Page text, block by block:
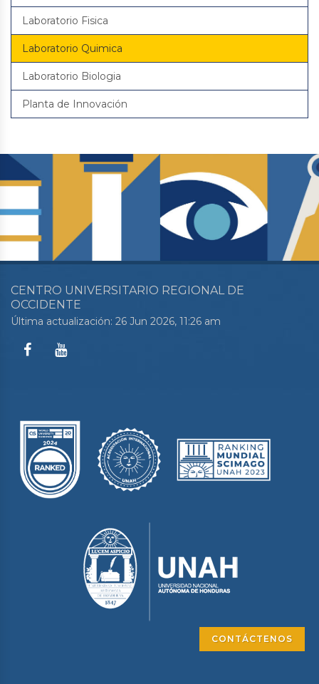
Laboratorio Fisica
Laboratorio Quimica
Laboratorio Biologia
Planta de Innovación
CENTRO UNIVERSITARIO REGIONAL DE
OCCIDENTE
Última actualización: 26 Jun 2026, 11:26 am
CONTÁCTENOS